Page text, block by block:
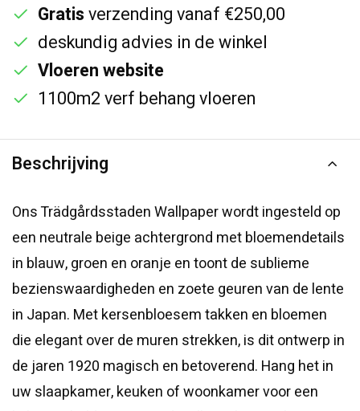
Gratisverzending vanaf €250,00
deskundig advies in de winkel
Vloeren website
1100m2 verf behang vloeren
Beschrijving
Ons Trädgårdsstaden Wallpaper wordt ingesteld op
een neutrale beige achtergrond met bloemendetails
in blauw, groen en oranje en toont de sublieme
bezienswaardigheden en zoete geuren van de lente
in Japan. Met kersenbloesem takken en bloemen
die elegant over de muren strekken, is dit ontwerp in
de jaren 1920 magisch en betoverend. Hang het in
uw slaapkamer, keuken of woonkamer voor een